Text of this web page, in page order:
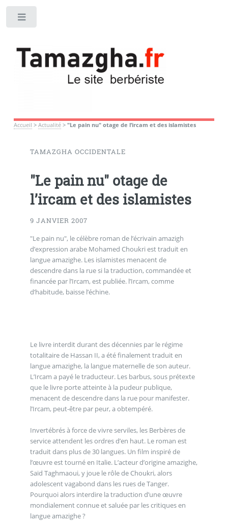
Accueil > Actualité> "Le pain nu" otage de l’ircam et des islamistes
TAMAZGHA OCCIDENTALE
"Le pain nu" otage de
l’ircam et des islamistes
9 JANVIER 2007
"Le pain nu", le célèbre roman de l’écrivain amazigh
d’expression arabe Mohamed Choukri est traduit en
langue amazighe. Les islamistes menacent de
descendre dans la rue si la traduction, commandée et
financée par l’Ircam, est publiée. l’Ircam, comme
d’habitude, baisse l’échine.
Le livre interdit durant des décennies par le régime
totalitaire de Hassan II, a été finalement traduit en
langue amazighe, la langue maternelle de son auteur.
L’Ircam a payé le traducteur. Les barbus, sous prétexte
que le livre porte atteinte à la pudeur publique,
menacent de descendre dans la rue pour manifester.
l’Ircam, peut-être par peur, a obtempéré.
Invertébrés à force de vivre serviles, les Berbères de
service attendent les ordres d’en haut. Le roman est
traduit dans plus de 30 langues. Un film inspiré de
l’œuvre est tourné en Italie. L’acteur d’origine amazighe,
Saïd Taghmaoui, y joue le rôle de Choukri, alors
adolescent vagabond dans les rues de Tanger.
Pourquoi alors interdire la traduction d’une œuvre
mondialement connue et saluée par les critiques en
langue amazighe ?